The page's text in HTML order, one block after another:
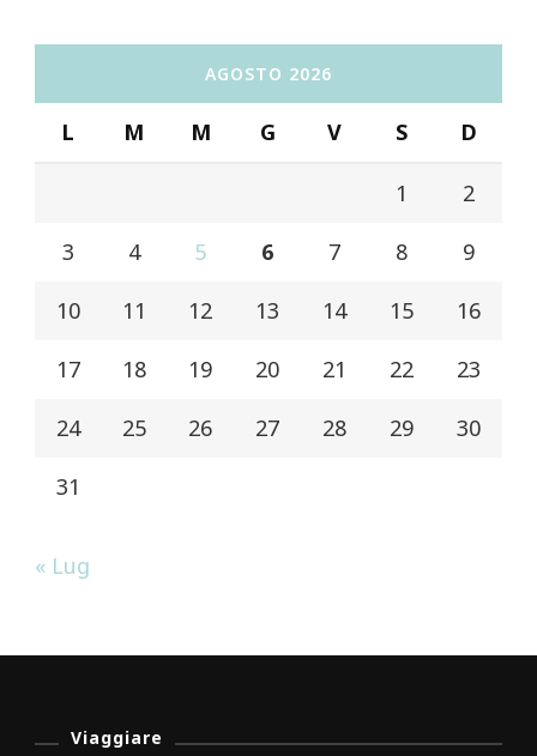
AGOSTO 2026
L M M G V S D
1 2
3 4 5 6 7 8 9
10 11 12 13 14 15 16
17 18 19 20 21 22 23
24 25 26 27 28 29 30
31
« Lug
Viaggiare